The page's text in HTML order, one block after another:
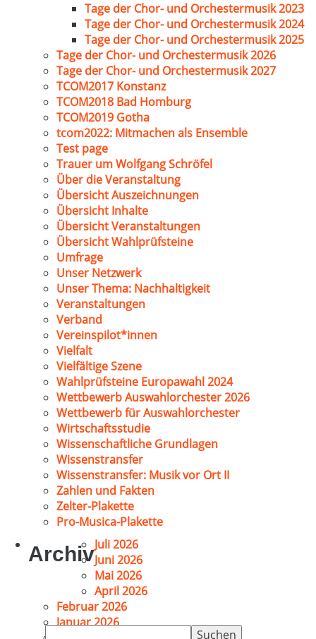
Tage der Chor- und Orchestermusik 2023
Tage der Chor- und Orchestermusik 2024
Tage der Chor- und Orchestermusik 2025
Tage der Chor- und Orchestermusik 2026
Tage der Chor- und Orchestermusik 2027
TCOM2017 Konstanz
TCOM2018 Bad Homburg
TCOM2019 Gotha
tcom2022: Mitmachen als Ensemble
Test page
Trauer um Wolfgang Schröfel
Über die Veranstaltung
Übersicht Auszeichnungen
Übersicht Inhalte
Übersicht Veranstaltungen
Übersicht Wahlprüfsteine
Umfrage
Unser Netzwerk
Unser Thema: Nachhaltigkeit
Veranstaltungen
Verband
Vereinspilot*innen
Vielfalt
Vielfältige Szene
Wahlprüfsteine Europawahl 2024
Wettbewerb Auswahlorchester 2026
Wettbewerb für Auswahlorchester
Wirtschaftsstudie
Wissenschaftliche Grundlagen
Wissenstransfer
Wissenstransfer: Musik vor Ort II
Zahlen und Fakten
Zelter-Plakette
Pro-Musica-Plakette
ArchivJuli 2026
Juni 2026
Mai 2026
April 2026
Februar 2026
Januar 2026